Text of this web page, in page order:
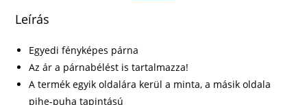
Leírás
Egyedi fényképes párna
Az ár a párnabélést is tartalmazza!
A termék egyik oldalára kerül a minta, a másik oldala
pihe-puha tapintású